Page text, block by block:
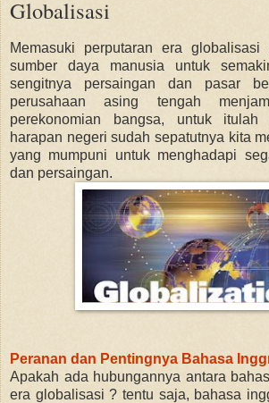
Globalisasi
Memasuki perputaran era globalisasi
sumber daya manusia untuk
sengitnya persaingan dan pasar
perusahaan asing tengah
perekonomian bangsa, untuk itulah
harapan negeri sudah sepatutnya kita
yang mumpuni untuk menghadapi
dan persaingan.
Peranan dan Pentingnya Bahasa
Apakah ada hubungannya antara
era globalisasi ? tentu saja, bahasa